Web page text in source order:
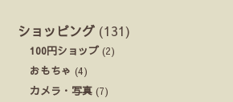
ショッピング (131)
100円ショップ (2)
おもちゃ (4)
カメラ・写真 (7)